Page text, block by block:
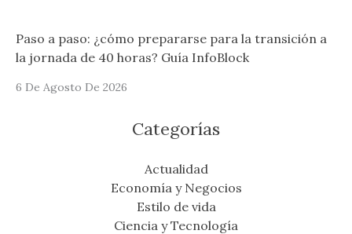
Paso a paso: ¿cómo prepararse para la transición a
la jornada de 40 horas? Guía InfoBlock
6 De Agosto De 2026
Categorías
Actualidad
Economía y Negocios
Estilo de vida
Ciencia y Tecnología